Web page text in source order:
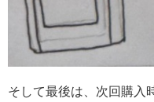
そして最後は、次回購入